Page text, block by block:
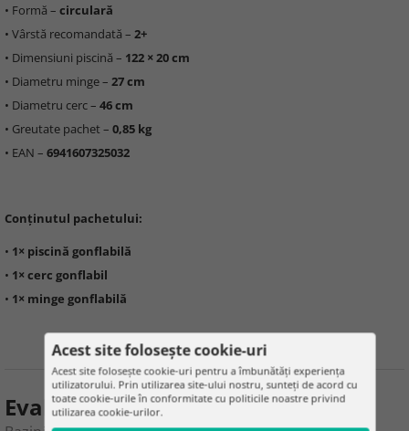
• Formă – circulară
• Vârstă recomandată – 2+
• Dimensiuni piscină – 122 × 20 cm
• Diametru minge – 27 cm
• Diametru cerc – 46 cm
• Greutate pachet – 0,85 kg
• EAN – 6941607325032
Conținutul pachetului:
• 1× piscină gonflabilă
• 1× cerc gonflabil
• 1× minge gonflabilă
Evaluarea produsului
Acest site folosește cookie-uri
Acest site folosește cookie-uri pentru a îmbunătăți experiența
utilizatorului. Prin utilizarea site-ului nostru, sunteți de acord cu
toate cookie-urile în conformitate cu politicile noastre privind
utilizarea cookie-urilor.